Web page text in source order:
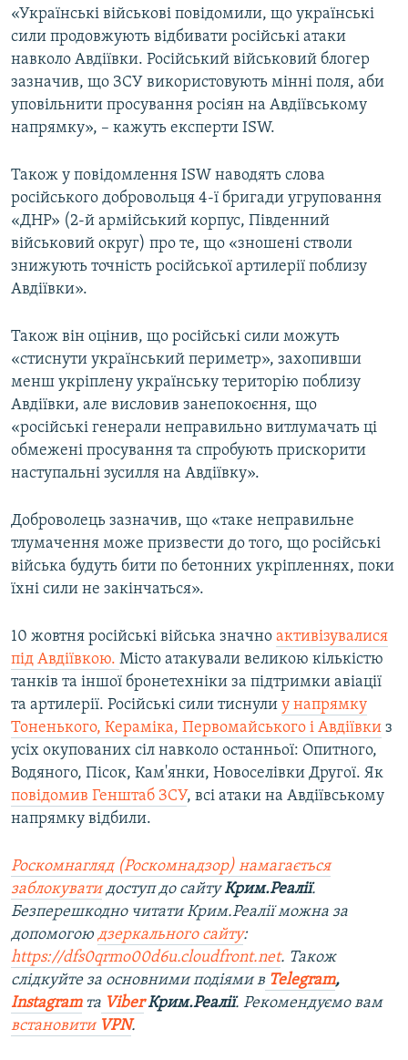
«Українські військові повідомили, що українські
сили продовжують відбивати російські атаки
навколо Авдіївки. Російський військовий блогер
зазначив, що ЗСУ використовують мінні поля, аби
уповільнити просування росіян на Авдіївському
напрямку», – кажуть експерти ISW.
Також у повідомлення ISW наводять слова
російського добровольця 4-ї бригади угруповання
«ДНР» (2-й армійський корпус, Південний
військовий округ) про те, що «зношені стволи
знижують точність російської артилерії поблизу
Авдіївки».
Також він оцінив, що російські сили можуть
«стиснути український периметр», захопивши
менш укріплену українську територію поблизу
Авдіївки, але висловив занепокоєння, що
«російські генерали неправильно витлумачать ці
обмежені просування та спробують прискорити
наступальні зусилля на Авдіївку».
Доброволець зазначив, що «таке неправильне
тлумачення може призвести до того, що російські
війська будуть бити по бетонних укріпленнях, поки
їхні сили не закінчаться».
10 жовтня російські війська значно активізувалися
під Авдіївкою. Місто атакували великою кількістю
танків та іншої бронетехніки за підтримки авіації
та артилерії. Російські сили тиснули у напрямку
Тоненького, Кераміка, Первомайського і Авдіївки з
усіх окупованих сіл навколо останньої: Опитного,
Водяного, Пісок, Кам'янки, Новоселівки Другої. Як
повідомив Генштаб ЗСУ, всі атаки на Авдіївському
напрямку відбили.
Роскомнагляд (Роскомнадзор) намагається
заблокуватидоступ до сайтуКрим.Реалії.
Безперешкодно читати Крим.Реалії можна за
допомогою дзеркального сайту:
https://dfs0qrmo00d6u.cloudfront.net. Також
слідкуйте за основними подіями в Telegram,
Instagramта ViberКрим.Реалії. Рекомендуємо вам
встановити VPN.